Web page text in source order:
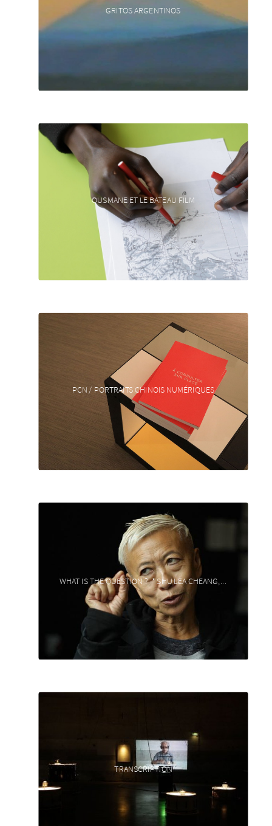
GRITOS ARGENTINOS
OUSMANE ET LE BATEAU FILM
PCN / PORTRAITS CHINOIS NUMÉRIQUES
WHAT IS THE QUESTION ? -* SHU LEA CHEANG,...
TRANSCRIPTION